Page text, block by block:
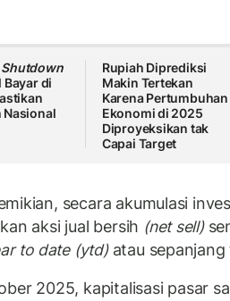
Shutdown
Bayar di
Nasional
Rupiah Diprediksi
Makin Tertekan
Karena Pertumbuhan
Ekonomi di 2025
Diproyeksikan tak
Capai Target
secara akumulasi
aksi jual bersih (net sell)
to date (ytd)atau sepanjang
2025, kapitalisasi pasar